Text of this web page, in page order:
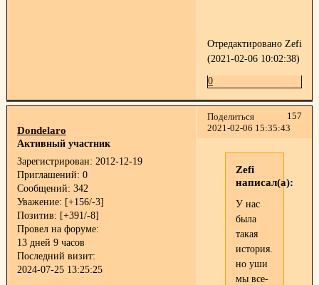
Отредактировано Zefi
(2021-02-06 10:02:38)
0
Поделиться
157
2021-02-06 15:35:43
Dondelaro
Активный участник
Зарегистрирован: 2012-12-19
Приглашений: 0
Сообщений: 342
Уважение: [+156/-3]
Позитив: [+391/-8]
Провел на форуме:
13 дней 9 часов
Последний визит:
2024-07-25 13:25:25
Zefi
написал(а):
У нас
была
такая
история.
но уши
мы все-